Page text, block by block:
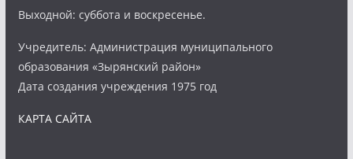
Выходной: суббота и воскресенье.
Учредитель: Администрация муниципального
образования «Зырянский район»
Дата создания учреждения 1975 год
КАРТА САЙТА